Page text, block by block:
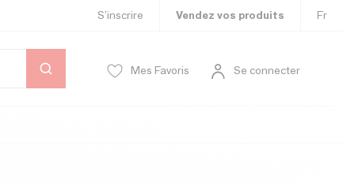
S’inscrire Vendez vos produits Fr
Mes Favoris Se connecter